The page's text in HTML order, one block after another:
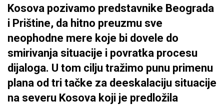
Kosova pozivamo predstavnike Beograda
i Prištine, da hitno preuzmu sve
neophodne mere koje bi dovele do
smirivanja situacije i povratka procesu
dijaloga. U tom cilju tražimo punu primenu
plana od tri tačke za deeskalaciju situacije
na severu Kosova koji je predložila